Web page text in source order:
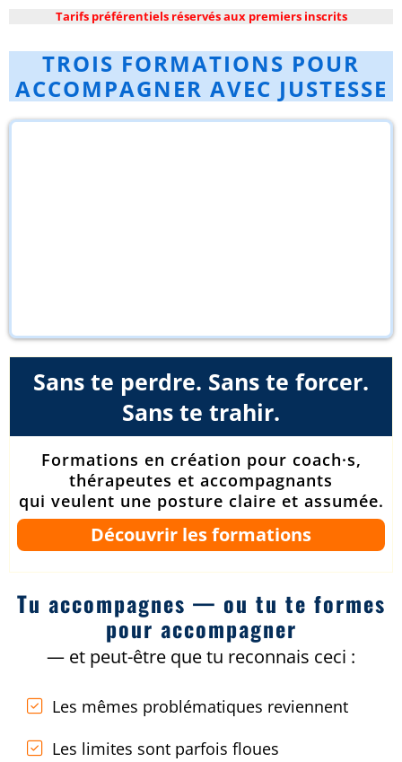
Tarifs préférentiels réservés aux premiers inscrits
TROIS FORMATIONS POUR
ACCOMPAGNER AVEC JUSTESSE
Sans te perdre. Sans te forcer.
Sans te trahir.
Formations en création pour coach·s,
thérapeutes et accompagnants
qui veulent une posture claire et assumée.
Découvrir les formations
Tu accompagnes — ou tu te formes
pour accompagner
— et peut-être que tu reconnais ceci :
Les mêmes problématiques reviennent
Les limites sont parfois floues